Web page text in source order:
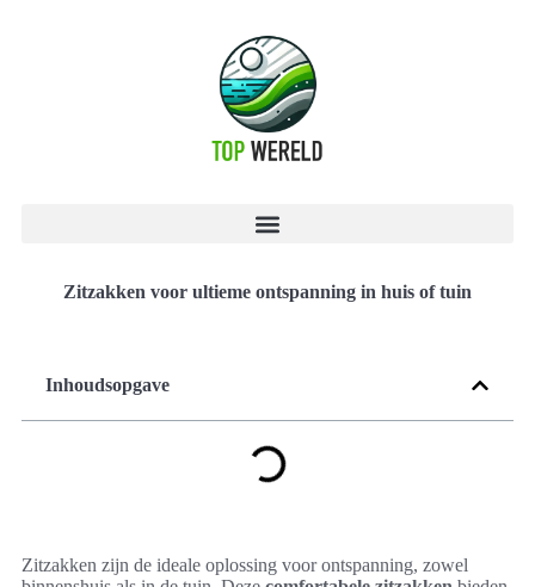
Zitzakken voor ultieme ontspanning in huis of tuin
Inhoudsopgave
Zitzakken zijn de ideale oplossing voor ontspanning, zowel